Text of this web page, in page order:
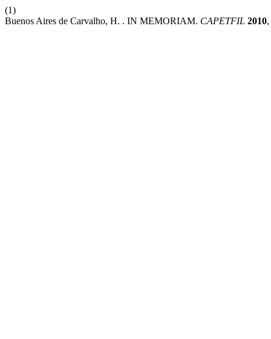
(1)
Buenos Aires de Carvalho, H. . IN MEMORIAM. CAPETFIL 2010,